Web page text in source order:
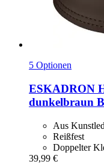
5 Optionen
ESKADRON
dunkelbraun
Aus
Reißfest
Doppelter
39,99 €